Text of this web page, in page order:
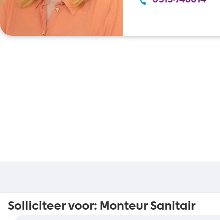
Solliciteer voor: Monteur Sanitair